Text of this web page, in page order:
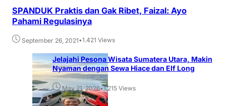
SPANDUK Praktis dan Gak Ribet, Faizal: Ayo
Pahami Regulasinya
September 26, 2021•1.421 Views
Jelajahi Pesona Wisata Sumatera Utara, Makin
Nyaman dengan Sewa Hiace dan Elf Long
May 21, 2026•1.215 Views